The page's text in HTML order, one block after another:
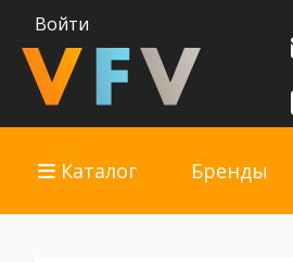
Войти
Каталог Бренды